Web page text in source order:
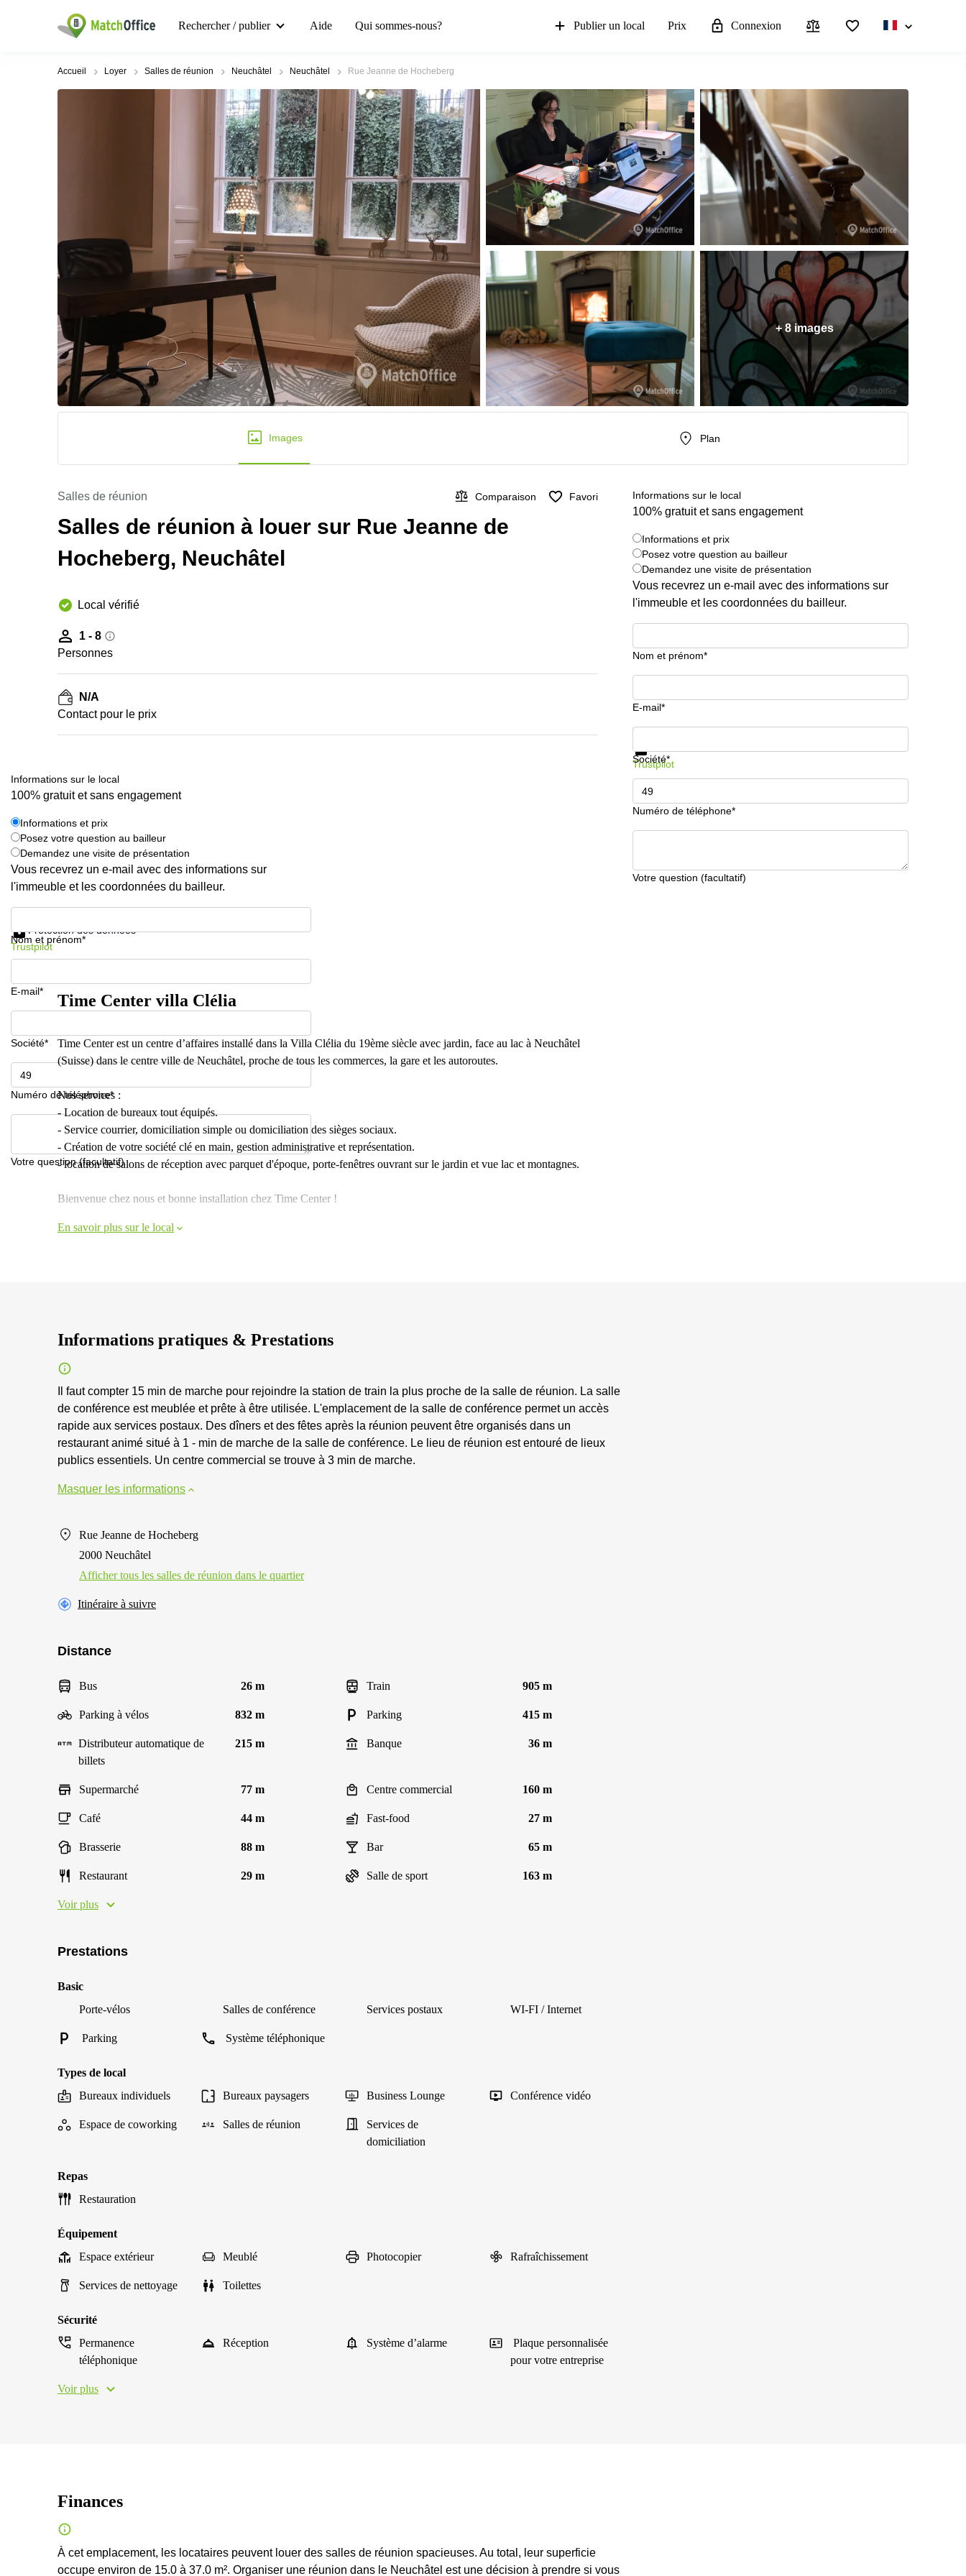
Rechercher / publier Aide Qui sommes-nous? Publier un local Prix Connexion
Accueil Loyer Salles de réunion Neuchâtel Neuchâtel Rue Jeanne de Hocheberg
+ 8 images
Images Plan
Salles de réunion Comparaison Favori
Salles de réunion à louer sur Rue Jeanne de
Hocheberg, Neuchâtel
Local vérifié
1 - 8
Personnes
N/A
Contact pour le prix
Informations sur le local
100% gratuit et sans engagement
Informations et prix
Posez votre question au bailleur
Demandez une visite de présentation
Vous recevrez un e-mail avec des informations sur
l'immeuble et les coordonnées du bailleur.
Nom et prénom*
E-mail*
Société*
Numéro de téléphone*
Votre question (facultatif)
Informations et prix
Trustpilot
Informations sur le local
100% gratuit et sans engagement
Informations et prix
Posez votre question au bailleur
Demandez une visite de présentation
Vous recevrez un e-mail avec des informations sur
l'immeuble et les coordonnées du bailleur.
Nom et prénom*
E-mail*
Société*
Numéro de téléphone*
Votre question (facultatif)
Protection des données
Trustpilot
Time Center villa Clélia
Time Center est un centre d’affaires installé dans la Villa Clélia du 19ème siècle avec jardin, face au lac à Neuchâtel
(Suisse) dans le centre ville de Neuchâtel, proche de tous les commerces, la gare et les autoroutes.
Nos services :
- Location de bureaux tout équipés.
- Service courrier, domiciliation simple ou domiciliation des sièges sociaux.
- Création de votre société clé en main, gestion administrative et représentation.
- location de salons de réception avec parquet d'époque, porte-fenêtres ouvrant sur le jardin et vue lac et montagnes.
Bienvenue chez nous et bonne installation chez Time Center !
En savoir plus sur le local
Informations pratiques & Prestations
Il faut compter 15 min de marche pour rejoindre la station de train la plus proche de la salle de réunion. La salle
de conférence est meublée et prête à être utilisée. L'emplacement de la salle de conférence permet un accès
rapide aux services postaux. Des dîners et des fêtes après la réunion peuvent être organisés dans un
restaurant animé situé à 1 - min de marche de la salle de conférence. Le lieu de réunion est entouré de lieux
publics essentiels. Un centre commercial se trouve à 3 min de marche.
Masquer les informations
Rue Jeanne de Hocheberg
2000 Neuchâtel
Afficher tous les salles de réunion dans le quartier
Itinéraire à suivre
Distance
Bus 26 m Train 905 m
Parking à vélos 832 m Parking 415 m
Distributeur automatique de
billets
215 m Banque 36 m
Supermarché 77 m Centre commercial 160 m
Café 44 m Fast-food 27 m
Brasserie 88 m Bar 65 m
Restaurant 29 m Salle de sport 163 m
Voir plus
Prestations
Basic
Porte-vélos
Salles de conférence Services postaux WI-FI / Internet
Parking Système téléphonique
Types de local
Bureaux individuels
Bureaux paysagers Business Lounge Conférence vidéo
Espace de coworking Salles de réunion
Services de
domiciliation
Repas
Restauration
Équipement
Espace extérieur
Meublé Photocopier Rafraîchissement
Services de nettoyage Toilettes
Sécurité
Permanence
téléphonique
Réception Système d’alarme
Plaque personnalisée
pour votre entreprise
Voir plus
Finances
À cet emplacement, les locataires peuvent louer des salles de réunion spacieuses. Au total, leur superficie
occupe environ de 15.0 à 37.0 m². Organiser une réunion dans le Neuchâtel est une décision à prendre si vous